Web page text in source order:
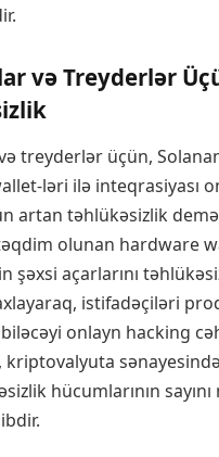
və Treyderlər
treyderlər üçün,
ləri ilə inteqrasiyası
artan təhlükəsizlik
olunan hardware
şəxsi açarlarını
istifadəçiləri
onlayn hacking
kriptovalyuta
hücumlarının